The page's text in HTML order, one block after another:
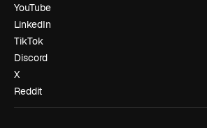
YouTube
LinkedIn
TikTok
Discord
X
Reddit